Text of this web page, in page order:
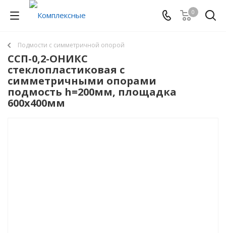
0
Подмости с симметричной опорой
ССП-0,2-ОНИКС
стеклопластиковая с
симметричными опорами
подмость h=200мм, площадка
600х400мм